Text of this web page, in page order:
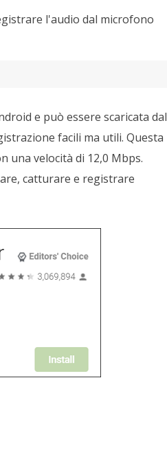
l'audio dal microfono
e può essere scaricata dal
facili ma utili. Questa
una velocità di 12,0 Mbps.
catturare e registrare